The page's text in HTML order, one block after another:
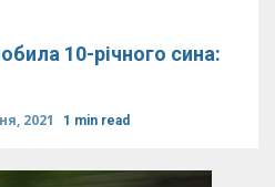
10-річного сина:
2021 1 min read